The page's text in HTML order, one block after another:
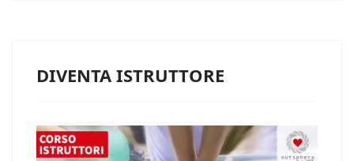
DIVENTA ISTRUTTORE